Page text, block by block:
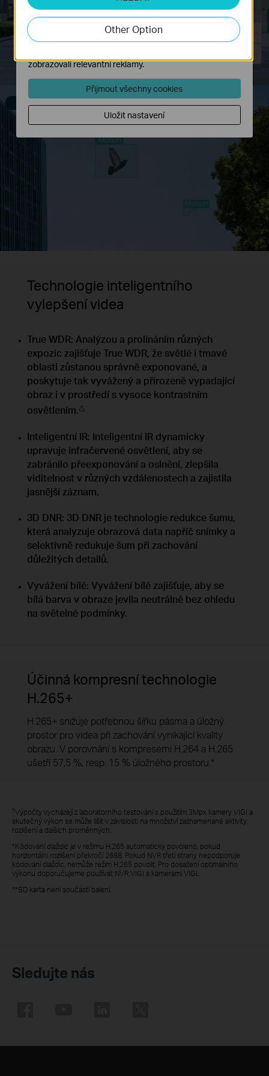
Filtrováno alarmem
Technologie inteligentního
vylepšení videa
True WDR: Analýzou a prolínáním různých
expozic zajišťuje True WDR, že světlé i tmavé
oblasti zůstanou správně exponované, a
poskytuje tak vyvážený a přirozeně vypadající
obraz i v prostředí s vysoce kontrastním
osvětlením.△
Inteligentní IR: Inteligentní IR dynamicky
upravuje infračervené osvětlení, aby se
zabránilo přeexponování a oslnění, zlepšila
viditelnost v různých vzdálenostech a zajistila
jasnější záznam.
3D DNR: 3D DNR je technologie redukce šumu,
která analyzuje obrazová data napříč snímky a
selektivně redukuje šum při zachování
důležitých detailů.
Vyvážení bílé: Vyvážení bílé zajišťuje, aby se
bílá barva v obraze jevila neutrálně bez ohledu
na světelné podmínky.
Účinná kompresní technologie
H.265+
H.265+ snižuje potřebnou šířku pásma a úložný
prostor pro videa při zachování vynikající kvality
obrazu. V porovnání s kompresemi H.264 a H.265
ušetří 57,5 %, resp. 15 % úložného prostoru.*
†Výpočty vycházejí z laboratorního testování s použitím 3Mpx kamery VIGI a
skutečný výkon se může lišit v závislosti na množství zaznamenané aktivity,
rozlišení a dalších proměnných.
*Kódování dlaždic je v režimu H.265 automaticky povoleno, pokud
horizontální rozlišení překročí 2688. Pokud NVR třetí strany nepodporuje
kódování dlaždic, nemůže režim H.265 povolit. Pro dosažení optimálního
výkonu doporučujeme používat NVR VIGI s kamerami VIGI.
**SD karta není součástí balení.
Sledujte nás
Other Option
aktivity na našich webových stránkách za účelem
zlepšení a přizpůsobení jejich funkčnosti.
Marketingové soubory cookie mohou prostřednictvím
zobrazovali relevantní reklamy.
Přijmout všechny cookies
Uložit nastavení